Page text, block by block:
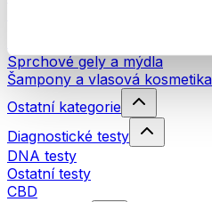
Sprchové gely a mýdla
Šampony a vlasová kosmetika
Ostatní kategorie
Diagnostické testy
DNA testy
Ostatní testy
CBD